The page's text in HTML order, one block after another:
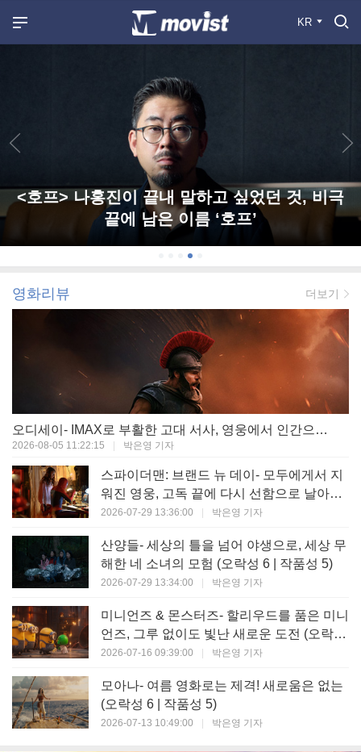
KR
<호프> 나홍진이 끝내 말하고 싶었던 것, 비극
끝에 남은 이름 ‘호프’
영화리뷰 더보기
오디세이- IMAX로 부활한 고대 서사, 영웅에서 인간으로의 귀환 (오락성 9 | 작품성 9)
2026-08-05 11:22:15 박은영 기자
스파이더맨: 브랜드 뉴 데이- 모두에게서 지
워진 영웅, 고독 끝에 다시 선함으로 날아오
르다 (오락성 8 | 작품성 8)
2026-07-29 13:36:00 박은영 기자
산양들- 세상의 틀을 넘어 야생으로, 세상 무
해한 네 소녀의 모험 (오락성 6 | 작품성 5)
2026-07-29 13:34:00 박은영 기자
미니언즈 & 몬스터즈- 할리우드를 품은 미니
언즈, 그루 없이도 빛난 새로운 도전 (오락성
7 | 작품성 6)
2026-07-16 09:39:00 박은영 기자
모아나- 여름 영화로는 제격! 새로움은 없는
(오락성 6 | 작품성 5)
2026-07-13 10:49:00 박은영 기자